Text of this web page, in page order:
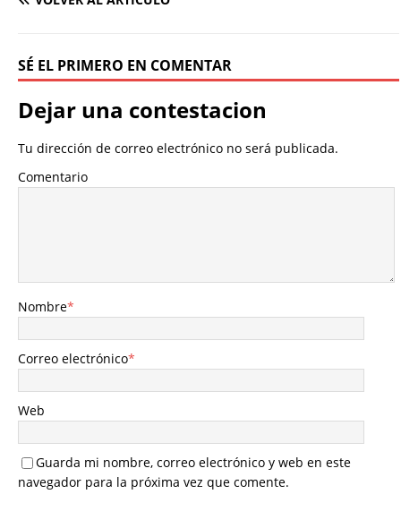
SÉ EL PRIMERO EN COMENTAR
Dejar una contestacion
Tu dirección de correo electrónico no será publicada.
Comentario
Nombre*
Correo electrónico*
Web
Guarda mi nombre, correo electrónico y web en este
navegador para la próxima vez que comente.